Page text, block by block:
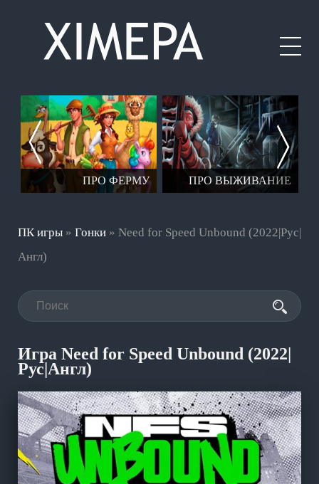
ПРО ФЕРМУ ПРО ВЫЖИВАНИЕ
ПК игры » Гонки » Need for Speed Unbound (2022|Рус|
Англ)
Игра Need for Speed Unbound (2022|
Рус|Англ)